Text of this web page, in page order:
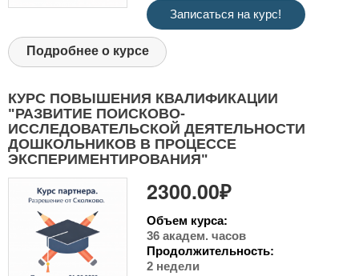
Записаться на курс!
Подробнее о курсе
КУРС ПОВЫШЕНИЯ КВАЛИФИКАЦИИ
"РАЗВИТИЕ ПОИСКОВО-
ИССЛЕДОВАТЕЛЬСКОЙ ДЕЯТЕЛЬНОСТИ
ДОШКОЛЬНИКОВ В ПРОЦЕССЕ
ЭКСПЕРИМЕНТИРОВАНИЯ"
2300.00₽
Объем курса:
36 академ. часов
Продолжительность:
2 недели